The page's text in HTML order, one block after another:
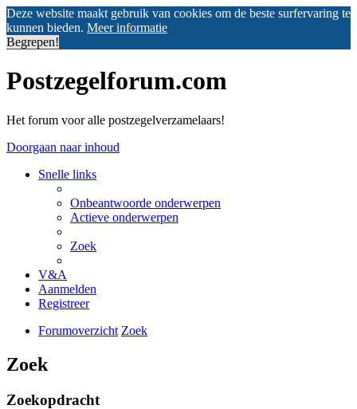
Deze website maakt gebruik van cookies om de beste surfervaring te
kunnen bieden. Meer informatie
Begrepen!
Postzegelforum.com
Het forum voor alle postzegelverzamelaars!
Doorgaan naar inhoud
Snelle links
Onbeantwoorde onderwerpen
Actieve onderwerpen
Zoek
V&A
Aanmelden
Registreer
Forumoverzicht Zoek
Zoek
Zoekopdracht